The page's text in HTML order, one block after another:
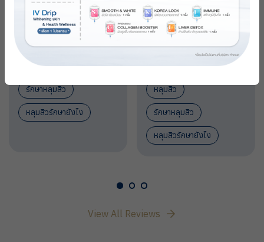
รักษาหลุมสิว
หลุมสิวรักษายังไง
หลุมสิว
รักษาหลุมสิว
หลุมสิวรักษายังไง
View All Reviews